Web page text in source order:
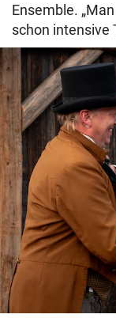
Ensemble.
schon intensive